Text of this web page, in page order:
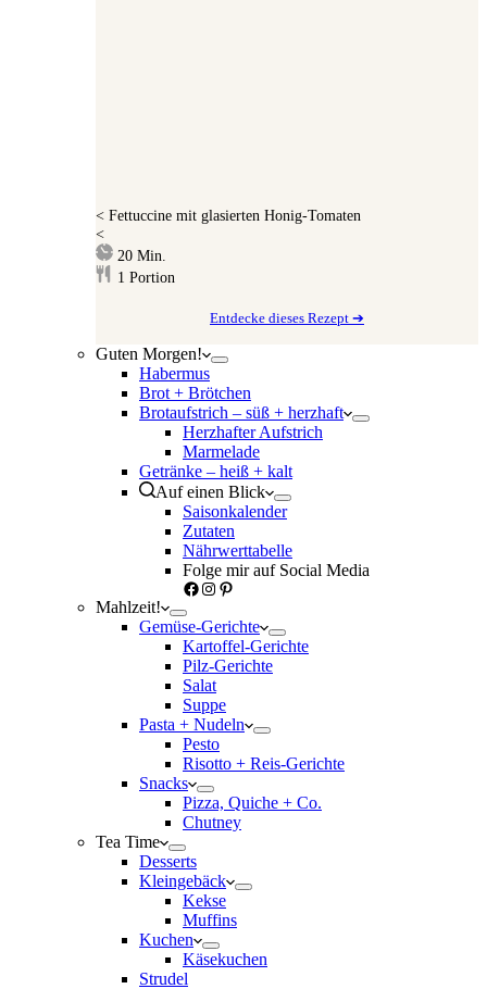
< Fettuccine mit glasierten Honig-Tomaten
<
20Minuten
Min.
1 Portion
Entdecke dieses Rezept ➔
Guten Morgen!
Habermus
Brot + Brötchen
Brotaufstrich – süß + herzhaft
Herzhafter Aufstrich
Marmelade
Getränke – heiß + kalt
Auf einen Blick
Saisonkalender
Zutaten
Nährwerttabelle
Folge mir auf Social Media
Facebook
Instagram
Pinterest
Mahlzeit!
Gemüse-Gerichte
Kartoffel-Gerichte
Pilz-Gerichte
Salat
Suppe
Pasta + Nudeln
Pesto
Risotto + Reis-Gerichte
Snacks
Pizza, Quiche + Co.
Chutney
Tea Time
Desserts
Kleingebäck
Kekse
Muffins
Kuchen
Käsekuchen
Strudel